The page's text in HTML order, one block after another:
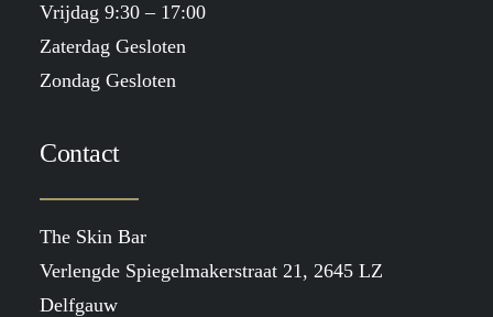
Vrijdag 9:30 – 17:00
Zaterdag Gesloten
Zondag Gesloten
Contact
The Skin Bar
Verlengde Spiegelmakerstraat 21, 2645 LZ
Delfgauw